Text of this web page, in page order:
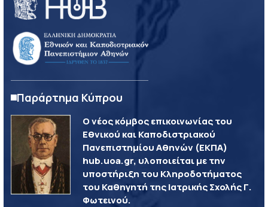
Παράρτημα Κύπρου
Ο νέος κόμβος επικοινωνίας του
Εθνικού και Καποδιστριακού
Πανεπιστημίου Αθηνών (ΕΚΠΑ)
hub.uoa.gr, υλοποιείται με την
υποστήριξη του Κληροδοτήματος
του Καθηγητή της Ιατρικής Σχολής Γ.
Φωτεινού.